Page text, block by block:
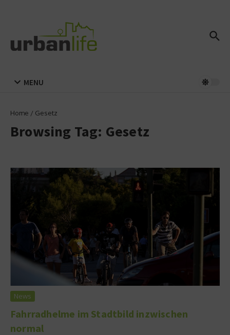
MENU
Home / Gesetz
Browsing Tag: Gesetz
News
Fahrradhelme im Stadtbild inzwischen
normal